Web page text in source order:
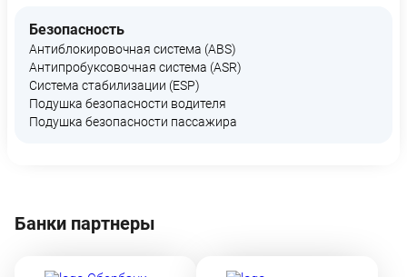
Безопасность
Антиблокировочная система (ABS)
Антипробуксовочная система (ASR)
Система стабилизации (ESP)
Подушка безопасности водителя
Подушка безопасности пассажира
Банки партнеры